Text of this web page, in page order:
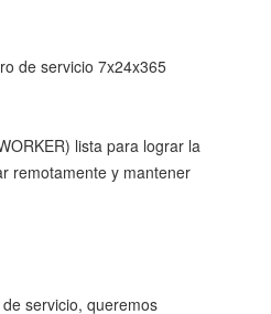
de servicio 7x24x365
lista para lograr la
remotamente y mantener
servicio, queremos